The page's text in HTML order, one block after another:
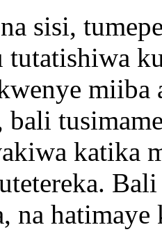
sisi,
tutatishiwa
miiba
katika
na